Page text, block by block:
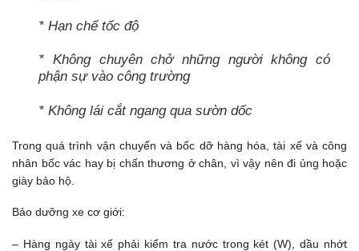
* Hạn chế tốc độ
* Không chuyên chở những người không có
phận sự vào công trường
* Không lái cắt ngang qua sườn dốc
Trong quá trình vận chuyển và bốc dỡ hàng hóa, tài xế và công
nhân bốc vác hay bị chấn thương ở chân, vì vậy nên đi ủng hoặc
giày bảo hộ.
Bảo dưỡng xe cơ giới:
– Hàng ngày tài xế phải kiểm tra nước trong két (W), dầu nhớt